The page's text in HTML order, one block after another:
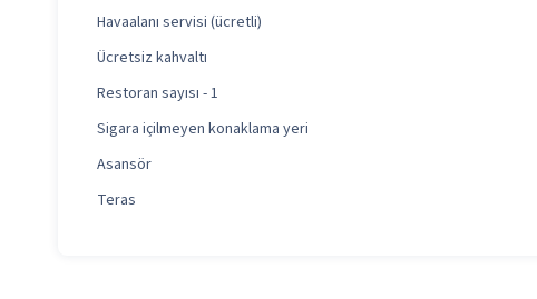
Havaalanı servisi (ücretli)
Ücretsiz kahvaltı
Restoran sayısı - 1
Sigara içilmeyen konaklama yeri
Asansör
Teras